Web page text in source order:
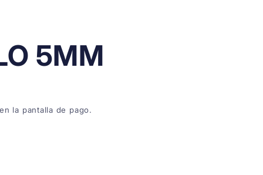
5MM
la pantalla de pago.